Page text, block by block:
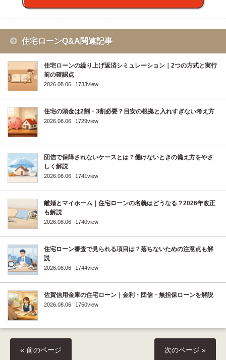
住宅ローンQ&A関連記事
住宅ローンの繰り上げ返済シミュレーション｜2つの方式と実行
前の確認点
2026.08.06 1733view
住宅の頭金は2割・3割必要？目安の根拠と入れすぎない考え方
2026.08.06 1729view
団信で保障されないケースとは？働けないときの備え方をやさ
しく解説
2026.08.06 1741view
離婚とマイホーム｜住宅ローンの名義はどうなる？2026年改正
も解説
2026.08.06 1740view
住宅ローン審査で見られる項目は？落ちないための注意点も解
説
2026.08.06 1744view
佐賀信用金庫の住宅ローン｜金利・団信・無担保ローンを解説
2026.08.06 1750view
« 前のページ 次のページ »